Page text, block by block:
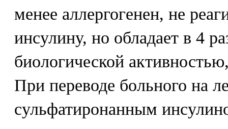
менее аллергогенен, не
инсулину, но обладает в 4
биологической
При переводе больного на
сульфатиронанным